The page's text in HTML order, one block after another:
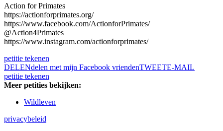
Action for Primates
https://actionforprimates.org/
https://www.facebook.com/ActionforPrimates/
@Action4Primates
https://www.instagram.com/actionforprimates/
petitie tekenen
DELENdelen met mijn Facebook vriendenTWEETE-MAIL
petitie tekenen
Meer petities bekijken:
Wildleven
privacybeleid